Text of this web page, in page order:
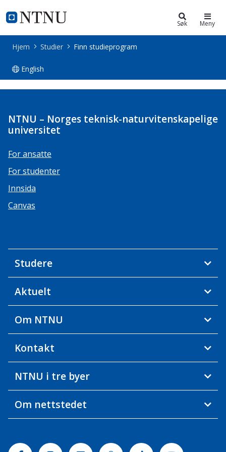
NTNU Hjemmeside
Studier Søk Meny
Hjem Studier Finn studieprogram
English
Studieprogrammer
NTNU – Norges teknisk-naturvitenskapelige
universitet
For ansatte
For studenter
Innsida
Canvas
Studere
Aktuelt
Om NTNU
Kontakt
NTNU i tre byer
Om nettstedet